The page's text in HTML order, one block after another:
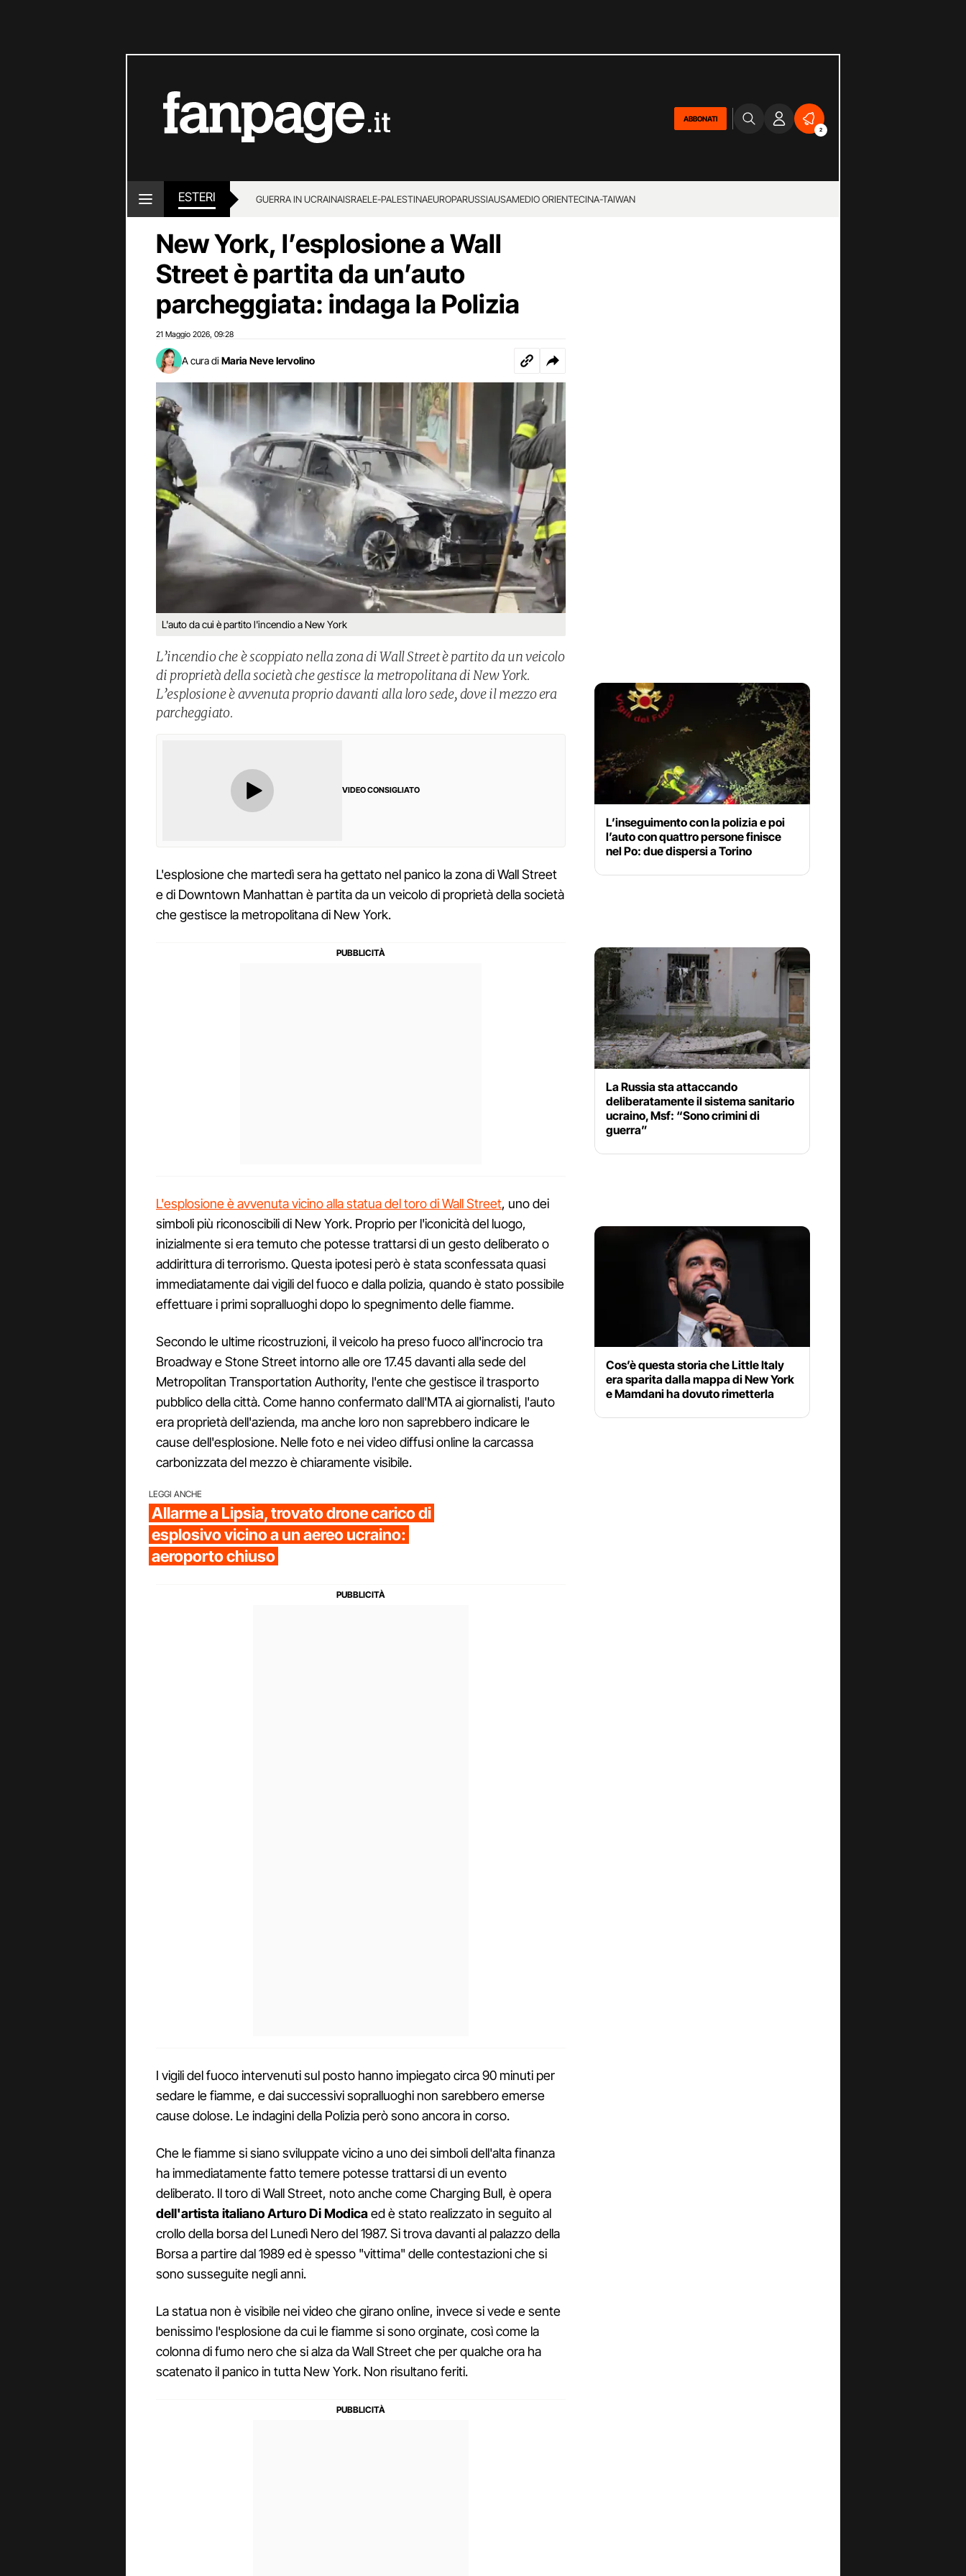
ABBONATI
2
ESTERI GUERRA IN UCRAINAISRAELE-PALESTINAEUROPARUSSIAUSAMEDIO ORIENTECINA-TAIWAN
New York, l’esplosione a Wall
Street è partita da un’auto
parcheggiata: indaga la Polizia
21 Maggio 2026 09:28
A cura di Maria Neve Iervolino
L'auto da cui è partito l'incendio a New York
L’incendio che è scoppiato nella zona di Wall Street è partito da un veicolo
di proprietà della società che gestisce la metropolitana di New York.
L’esplosione è avvenuta proprio davanti alla loro sede, dove il mezzo era
parcheggiato.
VIDEO CONSIGLIATO
L'esplosione che martedì sera ha gettato nel panico la zona di Wall Street
e di Downtown Manhattan è partita da un veicolo di proprietà della società
che gestisce la metropolitana di New York.
L'esplosione è avvenuta vicino alla statua del toro di Wall Street, uno dei
simboli più riconoscibili di New York. Proprio per l'iconicità del luogo,
inizialmente si era temuto che potesse trattarsi di un gesto deliberato o
addirittura di terrorismo. Questa ipotesi però è stata sconfessata quasi
immediatamente dai vigili del fuoco e dalla polizia, quando è stato possibile
effettuare i primi sopralluoghi dopo lo spegnimento delle fiamme.
Secondo le ultime ricostruzioni, il veicolo ha preso fuoco all'incrocio tra
Broadway e Stone Street intorno alle ore 17.45 davanti alla sede del
Metropolitan Transportation Authority, l'ente che gestisce il trasporto
pubblico della città. Come hanno confermato dall'MTA ai giornalisti, l'auto
era proprietà dell'azienda, ma anche loro non saprebbero indicare le
cause dell'esplosione. Nelle foto e nei video diffusi online la carcassa
carbonizzata del mezzo è chiaramente visibile.
LEGGI ANCHE
Allarme a Lipsia, trovato drone carico di
esplosivo vicino a un aereo ucraino:
aeroporto chiuso
I vigili del fuoco intervenuti sul posto hanno impiegato circa 90 minuti per
sedare le fiamme, e dai successivi sopralluoghi non sarebbero emerse
cause dolose. Le indagini della Polizia però sono ancora in corso.
Che le fiamme si siano sviluppate vicino a uno dei simboli dell'alta finanza
ha immediatamente fatto temere potesse trattarsi di un evento
deliberato. Il toro di Wall Street, noto anche come Charging Bull, è opera
dell'artista italiano Arturo Di Modicaed è stato realizzato in seguito al
crollo della borsa del Lunedì Nero del 1987. Si trova davanti al palazzo della
Borsa a partire dal 1989 ed è spesso "vittima" delle contestazioni che si
sono susseguite negli anni.
La statua non è visibile nei video che girano online, invece si vede e sente
benissimo l'esplosione da cui le fiamme si sono orginate, così come la
colonna di fumo nero che si alza da Wall Street che per qualche ora ha
scatenato il panico in tutta New York. Non risultano feriti.
L’inseguimento con la polizia e poi
l’auto con quattro persone finisce
nel Po: due dispersi a Torino
La Russia sta attaccando
deliberatamente il sistema sanitario
ucraino, Msf: “Sono crimini di
guerra”
Cos’è questa storia che Little Italy
era sparita dalla mappa di New York
e Mamdani ha dovuto rimetterla